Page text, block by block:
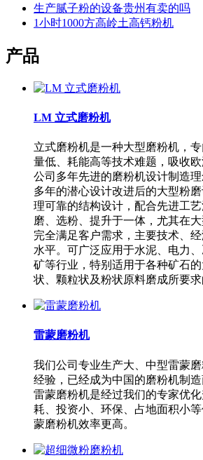
生产腻子粉的设备贵州有卖的吗
1小时1000方高岭土高钙粉机
产品
LM 立式磨粉机
立式磨粉机是一种大型磨粉机，
量低、耗能高等技术难题，吸收
公司多年先进的磨粉机设计制造
多年的潜心设计改进后的大型粉
理可靠的结构设计，配合先进工
磨、选粉、提升于一体，尤其在
完全满足客户需求，主要技术、
水平。可广泛应用于水泥、电力
矿等行业，特别适用于各种矿石
状、颗粒状及粉状原料磨成所要求
雷蒙磨粉机
我们公司专业生产大、中型雷蒙
经验，已经成为中国的磨粉机制
雷蒙磨粉机是经过我们的专家优
耗、投资小、环保、占地面积小
蒙磨粉机效率更高。